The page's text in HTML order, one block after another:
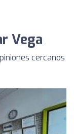
Vega
cercanos